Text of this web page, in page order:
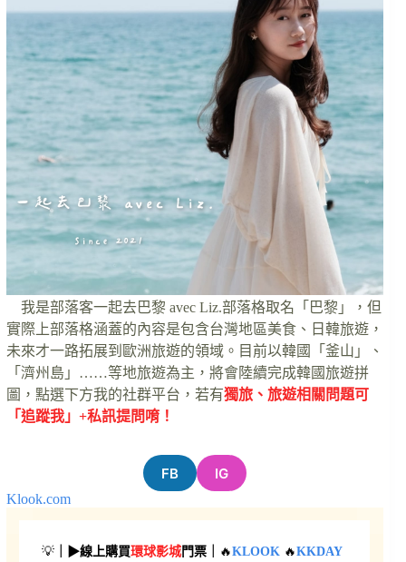
我是部落客一起去巴黎 avec Liz.部落格取名「巴黎」，但
實際上部落格涵蓋的內容是包含台灣地區美食、日韓旅遊，
未來才一路拓展到歐洲旅遊的領域。目前以韓國「釜山」、
「濟州島」……等地旅遊為主，將會陸續完成韓國旅遊拼
圖，點選下方我的社群平台，若有獨旅、旅遊相關問題可
「追蹤我」+私訊提問唷！
FB IG
Klook.com
💡 ｜▶線上購買環球影城門票｜ 🔥KLOOK 🔥KKDAY